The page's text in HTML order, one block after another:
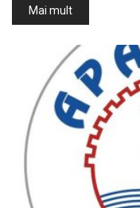
Mai mult